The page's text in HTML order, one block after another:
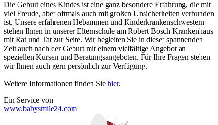
Die Geburt eines Kindes ist eine ganz besondere Erfahrung, die mit
viel Freude, aber oftmals auch mit großen Unsicherheiten verbunden
ist. Unsere erfahrenen Hebammen und Kinderkrankenschwestern
stehen Ihnen in unserer Elternschule am Robert Bosch Krankenhaus
mit Rat und Tat zur Seite. Wir begleiten Sie in dieser spannenden
Zeit auch nach der Geburt mit einem vielfältige Angebot an
speziellen Kursen und Beratungsangeboten. Für Ihre Fragen stehen
wir Ihnen auch gern persönlich zur Verfügung.
Weitere Informationen finden Sie hier.
Ein Service von
www.babysmile24.com